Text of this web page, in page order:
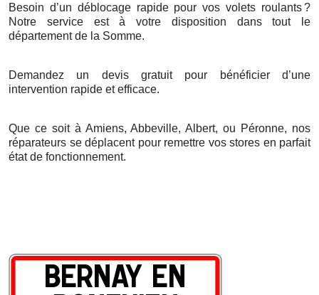
Besoin d’un déblocage rapide pour vos volets roulants?
Notre service està votre disposition dans tout le
département de la Somme.
Demandez un devis gratuit pour bénéficier d’une
intervention rapide et efficace.
Que ce soit à Amiens, Abbeville, Albert, ou Péronne, nos
réparateurs se déplacent pour remettre vos stores en parfait
état de fonctionnement.